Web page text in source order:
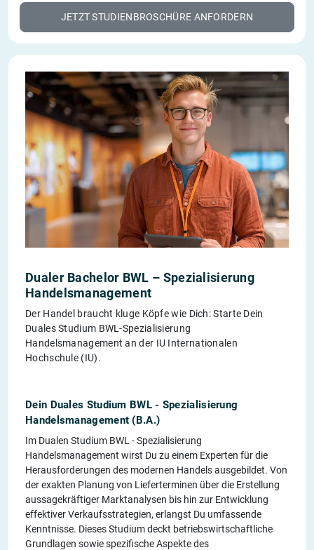
JETZT STUDIENBROSCHÜRE ANFORDERN
Dualer Bachelor BWL – Spezialisierung
Handelsmanagement
Der Handel braucht kluge Köpfe wie Dich: Starte Dein
Duales Studium BWL-Spezialisierung
Handelsmanagement an der IU Internationalen
Hochschule (IU).
Dein Duales Studium BWL - Spezialisierung
Handelsmanagement (B.A.)
Im Dualen Studium BWL - Spezialisierung
Handelsmanagement wirst Du zu einem Experten für die
Herausforderungen des modernen Handels ausgebildet. Von
der exakten Planung von Lieferterminen über die Erstellung
aussagekräftiger Marktanalysen bis hin zur Entwicklung
effektiver Verkaufsstrategien, erlangst Du umfassende
Kenntnisse. Dieses Studium deckt betriebswirtschaftliche
Grundlagen sowie spezifische Aspekte des